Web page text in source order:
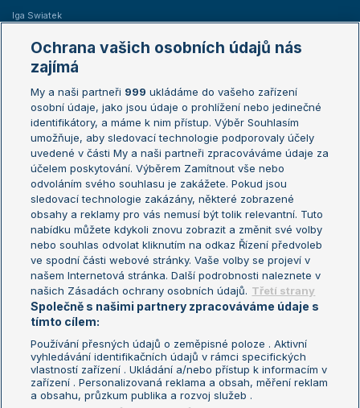
Iga Swiatek
Žebříčky
Žebříček ATP (muži)
Žebříček WTA (ženy)
Sázkařský žebříček
Australian Open
French Open
Wimbledon
US Open
Turnaj mistrů
Turnaj mistryň
Aktualní trendy
Fotbalové přestupy
Livesport Daily
LS Prague Open
Podmínky užití
Nastavení soukromí
GDPR a žurnalistika
Reklama
Informace o zpracování osobních
Ochrana vašich osobních údajů nás
zajímá
My a naši partneři 999 ukládáme do vašeho zařízení
osobní údaje, jako jsou údaje o prohlížení nebo jedinečné
identifikátory, a máme k nim přístup. Výběr Souhlasím
umožňuje, aby sledovací technologie podporovaly účely
uvedené v části My a naši partneři zpracováváme údaje za
účelem poskytování. Výběrem Zamítnout vše nebo
odvoláním svého souhlasu je zakážete. Pokud jsou
sledovací technologie zakázány, některé zobrazené
obsahy a reklamy pro vás nemusí být tolik relevantní. Tuto
nabídku můžete kdykoli znovu zobrazit a změnit své volby
nebo souhlas odvolat kliknutím na odkaz Řízení předvoleb
ve spodní části webové stránky. Vaše volby se projeví v
našem Internetová stránka. Další podrobnosti naleznete v
našich Zásadách ochrany osobních údajů. Třetí strany
Společně s našimi partnery zpracováváme údaje s
tímto cílem:
Používání přesných údajů o zeměpisné poloze . Aktivní
vyhledávání identifikačních údajů v rámci specifických
vlastností zařízení . Ukládání a/nebo přístup k informacím v
zařízení . Personalizovaná reklama a obsah, měření reklam
a obsahu, průzkum publika a rozvoj služeb .